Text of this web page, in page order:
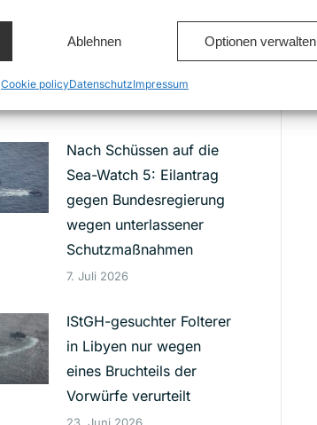
Ablehnen Optionen verwalten
Cookie policyDatenschutzImpressum
Nach Schüssen auf die
Sea-Watch 5: Eilantrag
gegen Bundesregierung
wegen unterlassener
Schutzmaßnahmen
7. Juli 2026
IStGH-gesuchter Folterer
in Libyen nur wegen
eines Bruchteils der
Vorwürfe verurteilt